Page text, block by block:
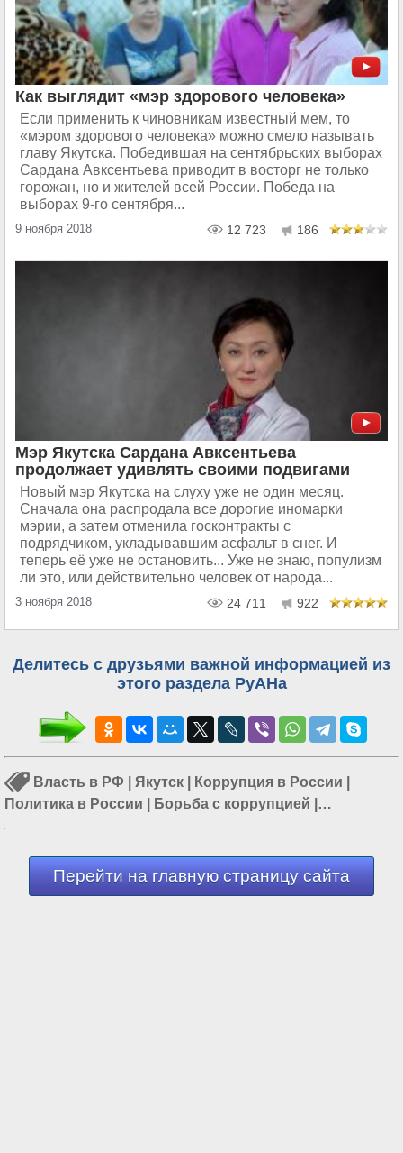
Как выглядит «мэр здорового человека»
Если применить к чиновникам известный мем, то
«мэром здорового человека» можно смело называть
главу Якутска. Победившая на сентябрьских выборах
Сардана Авксентьева приводит в восторг не только
горожан, но и жителей всей России. Победа на
выборах 9-го сентября...
9 ноября 2018 12 723 186
Мэр Якутска Сардана Авксентьева
продолжает удивлять своими подвигами
Новый мэр Якутска на слуху уже не один месяц.
Сначала она распродала все дорогие иномарки
мэрии, а затем отменила госконтракты с
подрядчиком, укладывавшим асфальт в снег. И
теперь её уже не остановить... Уже не знаю, популизм
ли это, или действительно человек от народа...
3 ноября 2018 24 711 922
Делитесь с друзьями важной информацией из
этого раздела РуАНа
Власть в РФ Якутск Коррупция в России
Политика в России
Борьба с коррупцией
Образование в Якутии|QR-код
Перейти на главную страницу сайта